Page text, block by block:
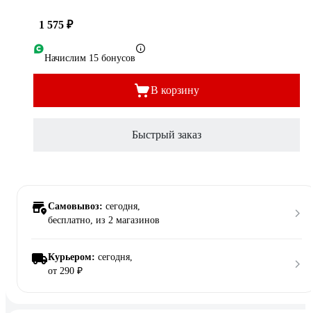
1 575 ₽
Начислим 15 бонусов
В корзину
Быстрый заказ
Самовывоз: сегодня,
бесплатно, из 2 магазинов
Курьером: сегодня,
от 290 ₽